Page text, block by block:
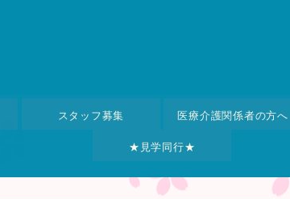
スタッフ募集 医療介護関係者の方へ
★見学同行★